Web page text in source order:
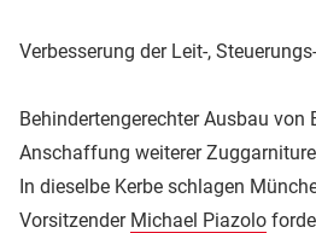
Verbesserung der Leit-,
Behindertengerechter Ausbau von
Anschaffung weiterer
In dieselbe Kerbe schlagen
Vorsitzender Michael Piazolo